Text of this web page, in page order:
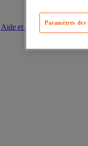
Aide et contactParamètres des